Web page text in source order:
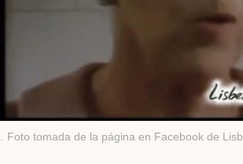
tomada de la página en Facebook de